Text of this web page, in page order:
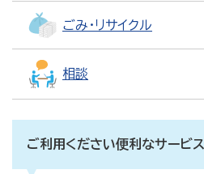
ごみ・リサイクル
相談
ご利用ください便利なサービス